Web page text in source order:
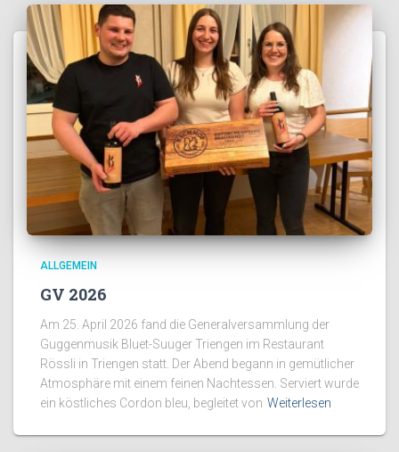
ALLGEMEIN
GV 2026
Am 25. April 2026 fand die Generalversammlung der
Guggenmusik Bluet-Suuger Triengen im Restaurant
Rössli in Triengen statt. Der Abend begann in gemütlicher
Atmosphäre mit einem feinen Nachtessen. Serviert wurde
ein köstliches Cordon bleu, begleitet von Weiterlesen